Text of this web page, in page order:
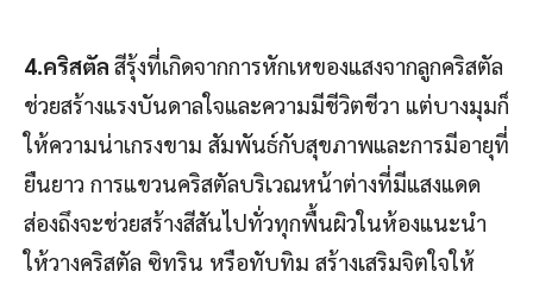
4.คริสตัล สีรุ้งที่เกิดจากการหักเหของแสงจากลูกคริสตัล
ช่วยสร้างแรงบันดาลใจและความมีชีวิตชีวา แต่บางมุมก็
ให้ความน่าเกรงขาม สัมพันธ์กับสุขภาพและการมีอายุที่
ยืนยาว การแขวนคริสตัลบริเวณหน้าต่างที่มีแสงแดด
ส่องถึงจะช่วยสร้างสีสันไปทั่วทุกพื้นผิวในห้องแนะนำ
ให้วางคริสตัล ซิทริน หรือทับทิม สร้างเสริมจิตใจให้